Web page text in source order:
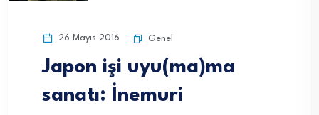
26 Mayıs 2016 Genel
Japon işi uyu(ma)ma
sanatı: İnemuri